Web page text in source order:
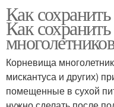
Как
Как
Корневища
мискантуса и других)
помещенные в сухой